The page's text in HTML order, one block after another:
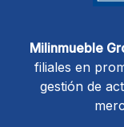
Milinmueble
filiales en
gestión de